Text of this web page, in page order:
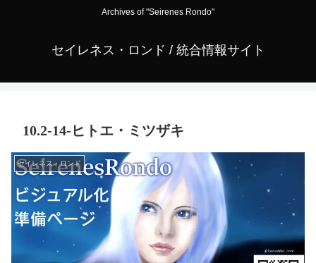
Archives of "Seirenes Rondo"
セイレネス・ロンド / 統合情報サイト
10.2-14-ヒトエ・ミツザキ
セイレネス・ロンド